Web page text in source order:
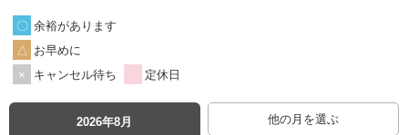
余裕があります
お早めに
キャンセル待ち
定休日
2026年8月 他の月を選ぶ